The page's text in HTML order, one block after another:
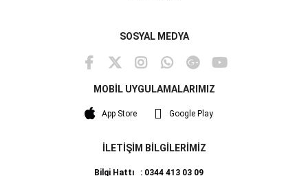
SOSYAL MEDYA
MOBİL UYGULAMALARIMIZ
App Store Google Play
İLETİŞİM BİLGİLERİMİZ
Bilgi Hattı : 0344 413 03 09